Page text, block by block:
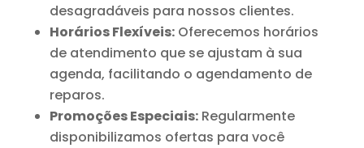
desagradáveis para nossos clientes.
Horários Flexíveis:Oferecemos horários
de atendimento que se ajustam à sua
agenda, facilitando o agendamento de
reparos.
Promoções Especiais:Regularmente
disponibilizamos ofertas para você